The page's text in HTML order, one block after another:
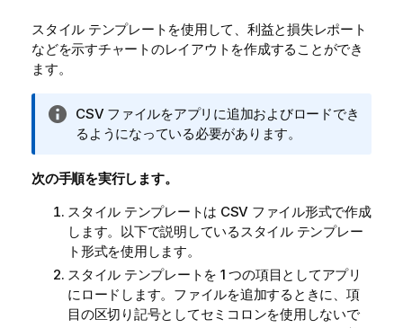
スタイル テンプレートを使用して、利益と損失レポート
などを示すチャートのレイアウトを作成することができ
ます。
情
報
モ
CSV ファイルをアプリに追加およびロードでき
るようになっている必要があります。
次の手順を実行します。
スタイル テンプレートは CSV ファイル形式で作成
します。以下で説明しているスタイル テンプレー
ト形式を使用します。
スタイル テンプレートを 1 つの項目としてアプリ
にロードします。ファイルを追加するときに、項
目の区切り記号としてセミコロンを使用しないで